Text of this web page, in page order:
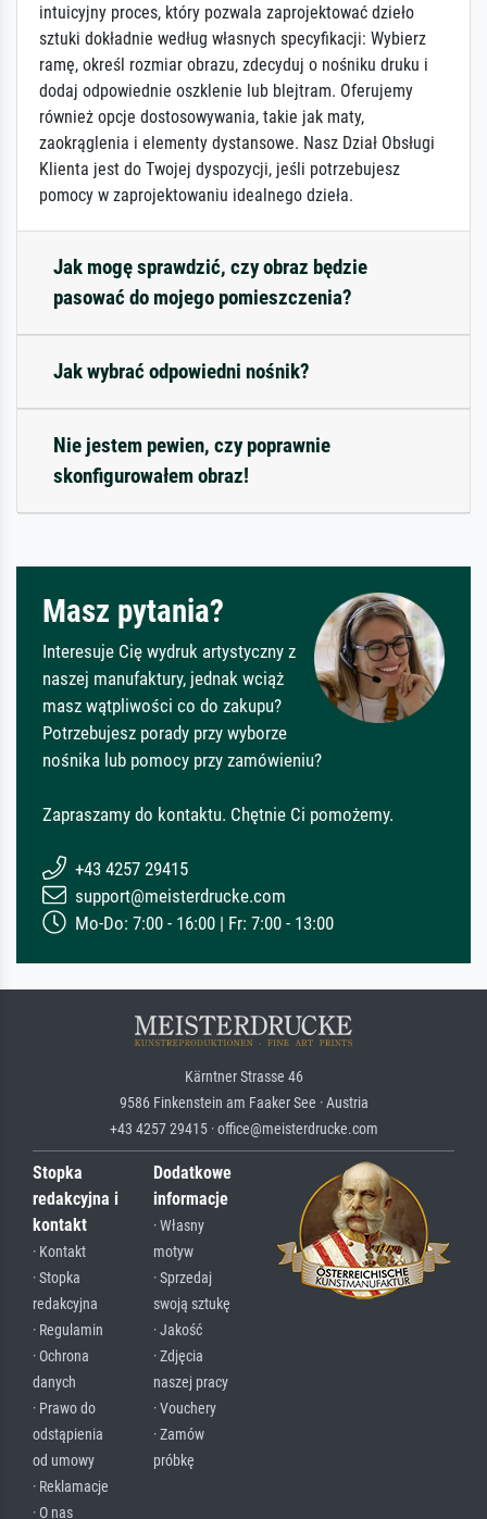
intuicyjny proces, który pozwala zaprojektować dzieło
sztuki dokładnie według własnych specyfikacji: Wybierz
ramę, określ rozmiar obrazu, zdecyduj o nośniku druku i
dodaj odpowiednie oszklenie lub blejtram. Oferujemy
również opcje dostosowywania, takie jak maty,
zaokrąglenia i elementy dystansowe. Nasz Dział Obsługi
Klienta jest do Twojej dyspozycji, jeśli potrzebujesz
pomocy w zaprojektowaniu idealnego dzieła.
Jak mogę sprawdzić, czy obraz będzie
pasować do mojego pomieszczenia?
Jak wybrać odpowiedni nośnik?
Nie jestem pewien, czy poprawnie
skonfigurowałem obraz!
Masz pytania?
Interesuje Cię wydruk artystyczny z
naszej manufaktury, jednak wciąż
masz wątpliwości co do zakupu?
Potrzebujesz porady przy wyborze
nośnika lub pomocy przy zamówieniu?
Zapraszamy do kontaktu. Chętnie Ci pomożemy.
+43 4257 29415
support@meisterdrucke.com
Mo-Do: 7:00 - 16:00 | Fr: 7:00 - 13:00
Kärntner Strasse 46
9586 Finkenstein am Faaker See · Austria
+43 4257 29415 · office@meisterdrucke.com
Stopka
redakcyjna i
kontakt
· Kontakt
· Stopka
redakcyjna
· Regulamin
· Ochrona
danych
· Prawo do
odstąpienia
od umowy
· Reklamacje
· O nas
Dodatkowe
informacje
· Własny
motyw
· Sprzedaj
swoją sztukę
· Jakość
· Zdjęcia
naszej pracy
· Vouchery
· Zamów
próbkę